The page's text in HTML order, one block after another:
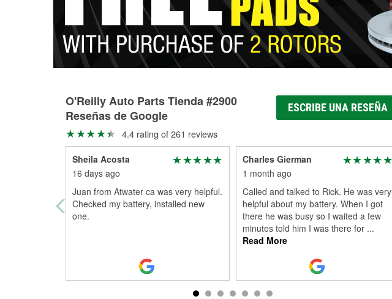
O'Reilly Auto Parts Tienda #2900
Reseñas de Google
ESCRIBE UNA RESEÑA
4.4 rating of 261 reviews
Sheila Acosta
16 days ago
Juan from Atwater ca was very helpful.
Checked my battery, installed new
one.
Charles Gierman
1 month ago
Called and talked to Rick. He was very
helpful about my battery. When I got
there he was busy so I waited a few
minutes told him I was there for ...
Read More